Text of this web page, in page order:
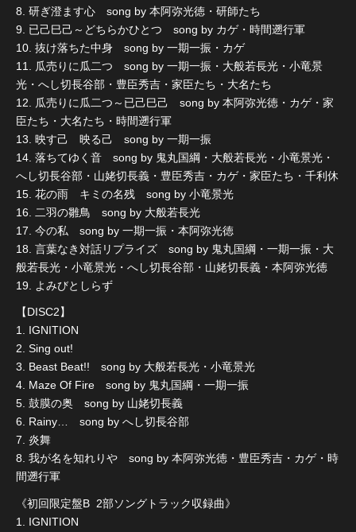
8. 研ぎ澄ます心 song by 本阿弥光徳・研師たち
9. 已己巳己～どちらかひとつ song by カゲ・時間遡行軍
10. 抜け落ちた中身 song by 一期一振・カゲ
11. 瓜売りに瓜二つ song by 一期一振・大般若長光・小竜景
光・へし切長谷部・豊臣秀吉・家臣たち・大名たち
12. 瓜売りに瓜二つ～已己巳己 song by 本阿弥光徳・カゲ・家
臣たち・大名たち・時間遡行軍
13. 映す己 映る己 song by 一期一振
14. 落ちてゆく音 song by 鬼丸国綱・大般若長光・小竜景光・
へし切長谷部・山姥切長義・豊臣秀吉・カゲ・家臣たち・千利休
15. 花の雨 キミの名残 song by 小竜景光
16. 二羽の雛鳥 song by 大般若長光
17. 今の私 song by 一期一振・本阿弥光徳
18. 言葉なき対話リプライズ song by 鬼丸国綱・一期一振・大
般若長光・小竜景光・へし切長谷部・山姥切長義・本阿弥光徳
19. よみびとしらず
【DISC2】
1. IGNITION
2. Sing out!
3. Beast Beat!! song by 大般若長光・小竜景光
4. Maze Of Fire song by 鬼丸国綱・一期一振
5. 鼓膜の奥 song by 山姥切長義
6. Rainy… song by へし切長谷部
7. 炎舞
8. 我が名を知れりや song by 本阿弥光徳・豊臣秀吉・カゲ・時
間遡行軍
《初回限定盤B 2部ソングトラック収録曲》
1. IGNITION